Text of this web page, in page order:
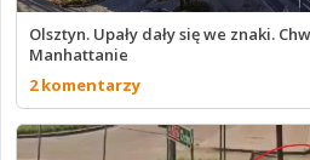
Olsztyn. Upały dały się we znaki.
Manhattanie
2 komentarzy